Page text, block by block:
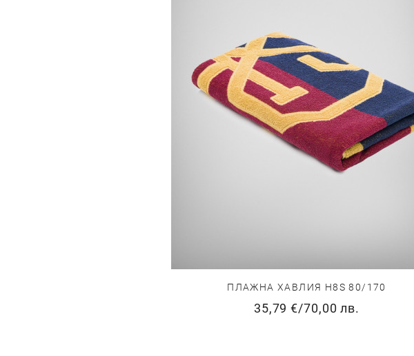
ПЛАЖНА ХАВЛИЯ H8S 80/170
35,79 €/70,00 лв.